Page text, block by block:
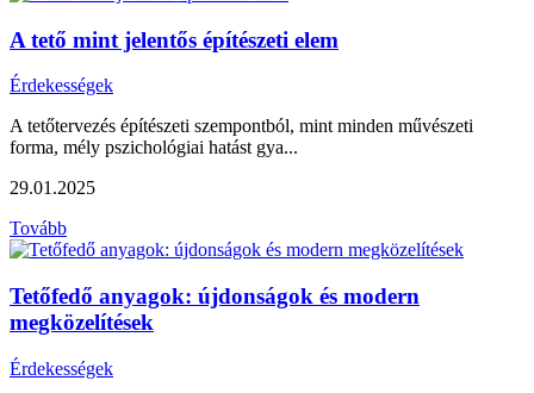
A tető mint jelentős építészeti elem
Érdekességek
A tetőtervezés építészeti szempontból, mint minden művészeti
forma, mély pszichológiai hatást gya...
29.01.2025
Tovább
Tetőfedő anyagok: újdonságok és modern
megközelítések
Érdekességek